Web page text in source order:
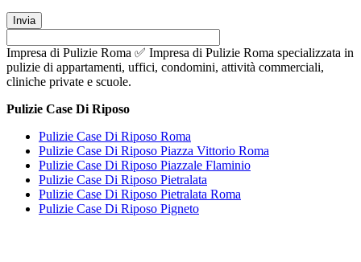
Impresa di Pulizie Roma ✅ Impresa di Pulizie Roma specializzata in
pulizie di appartamenti, uffici, condomini, attività commerciali,
cliniche private e scuole.
Pulizie Case Di Riposo
Pulizie Case Di Riposo Roma
Pulizie Case Di Riposo Piazza Vittorio Roma
Pulizie Case Di Riposo Piazzale Flaminio
Pulizie Case Di Riposo Pietralata
Pulizie Case Di Riposo Pietralata Roma
Pulizie Case Di Riposo Pigneto